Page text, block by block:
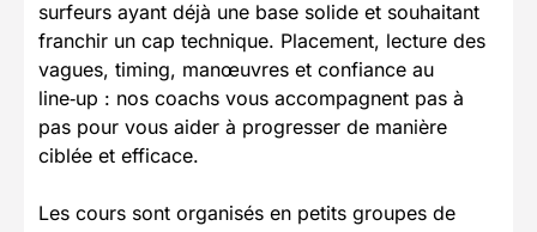
surfeurs ayant déjà une base solide et souhaitant
franchir un cap technique. Placement, lecture des
vagues, timing, manœuvres et confiance au
line‑up : nos coachs vous accompagnent pas à
pas pour vous aider à progresser de manière
ciblée et efficace.
Les cours sont organisés en petits groupes de